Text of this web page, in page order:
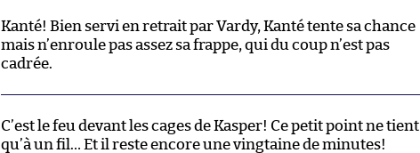
Kanté! Bien servi en retrait par Vardy, Kanté tente sa chance
mais n’enroule pas assez sa frappe, qui du coup n’est pas
cadrée.
C’est le feu devant les cages de Kasper! Ce petit point ne tient
qu’à un fil… Et il reste encore une vingtaine de minutes!